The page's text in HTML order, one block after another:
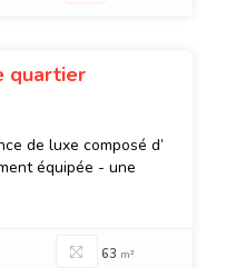
quartier
de luxe composé d’
équipée - une
63 m²